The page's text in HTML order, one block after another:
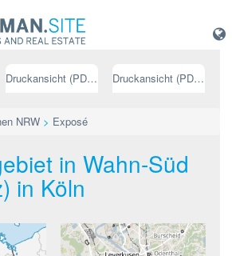
Druckansicht (PDF) // deutsch Druckansicht (PDF) // englisch
NRW > Exposé
in Wahn-Süd
in Köln